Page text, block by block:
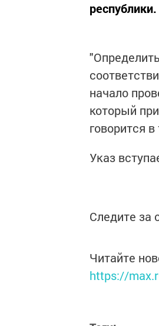
республики.
начало
который
говорится
Указ
Следите
Читайте
https://